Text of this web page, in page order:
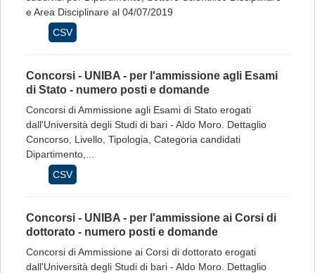
e Area Disciplinare al 04/07/2019
CSV
Concorsi - UNIBA - per l'ammissione agli Esami
di Stato - numero posti e domande
Concorsi di Ammissione agli Esami di Stato erogati
dall'Università degli Studi di bari - Aldo Moro. Dettaglio
Concorso, Livello, Tipologia, Categoria candidati
Dipartimento,...
CSV
Concorsi - UNIBA - per l'ammissione ai Corsi di
dottorato - numero posti e domande
Concorsi di Ammissione ai Corsi di dottorato erogati
dall'Università degli Studi di bari - Aldo Moro. Dettaglio